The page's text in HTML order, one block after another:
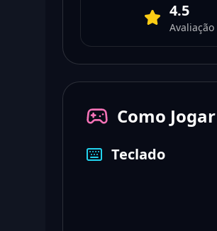
4.5
Avaliação
Como Jogar
Teclado